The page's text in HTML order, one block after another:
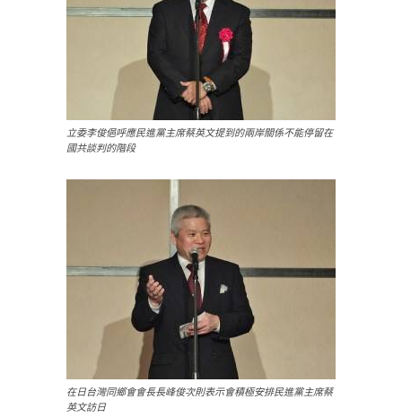
立委李俊俋呼應民進黨主席蔡英文提到的兩岸關係不能停留在
國共談判的階段
在日台灣同鄉會會長長峰俊次則表示會積極安排民進黨主席蔡
英文訪日